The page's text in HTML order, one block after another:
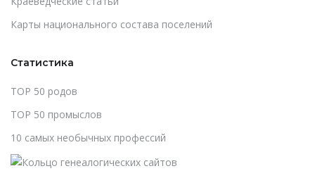
Карты национального состава поселений
Статистика
TOP 50 родов
TOP 50 промыслов
10 самых необычных профессий